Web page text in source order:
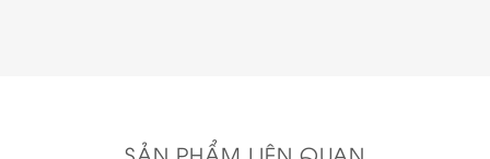
SẢN PHẨM LIÊN QUAN